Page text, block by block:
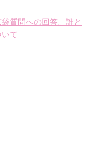
質問への回答。誰と
て